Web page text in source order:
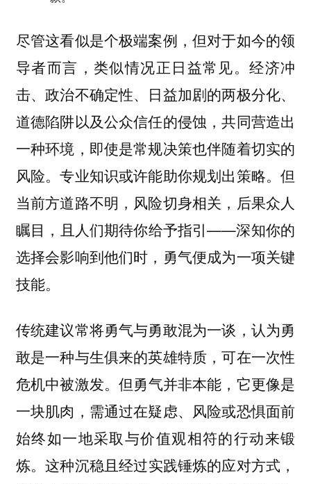
尽管这看似是个极端案例，但对于如今的领
导者而言，类似情况正日益常见。经济冲
击、政治不确定性、日益加剧的两极分化、
道德陷阱以及公众信任的侵蚀，共同营造出
一种环境，即使是常规决策也伴随着切实的
风险。专业知识或许能助你规划出策略。但
当前方道路不明，风险切身相关，后果众人
瞩目，且人们期待你给予指引——深知你的
选择会影响到他们时，勇气便成为一项关键
技能。
传统建议常将勇气与勇敢混为一谈，认为勇
敢是一种与生俱来的英雄特质，可在一次性
危机中被激发。但勇气并非本能，它更像是
一块肌肉，需通过在疑虑、风险或恐惧面前
始终如一地采取与价值观相符的行动来锻
炼。这种沉稳且经过实践锤炼的应对方式，